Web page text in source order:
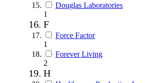
Douglas Laboratories
1
F
Force Factor
1
Forever Living
2
H